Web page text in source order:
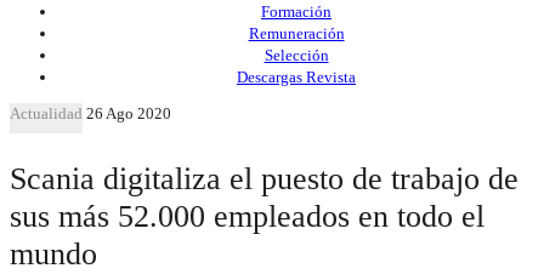
Formación
Remuneración
Selección
Descargas Revista
Actualidad 26 Ago 2020
Scania digitaliza el puesto de trabajo de
sus más 52.000 empleados en todo el
mundo